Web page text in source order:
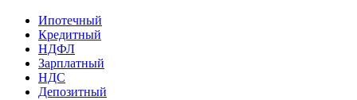
Ипотечный
Кредитный
НДФЛ
Зарплатный
НДС
Депозитный